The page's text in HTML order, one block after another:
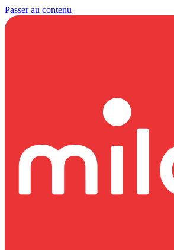
Passer au contenu